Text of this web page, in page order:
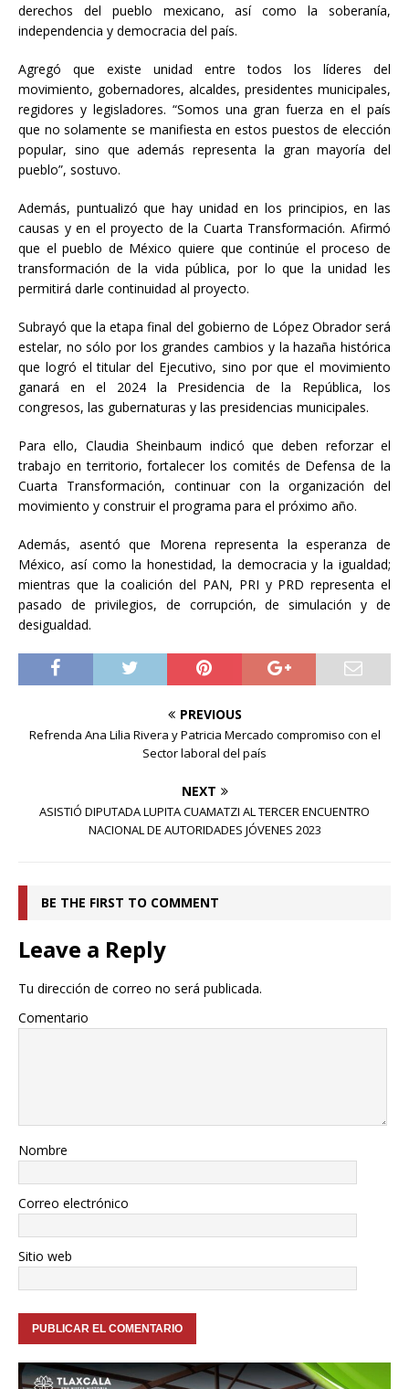
derechos del pueblo mexicano, así como la soberanía,
independencia y democracia del país.
Agregó que existe unidad entre todos los líderes del
movimiento, gobernadores, alcaldes, presidentes municipales,
regidores y legisladores. “Somos una gran fuerza en el país
que no solamente se manifiesta en estos puestos de elección
popular, sino que además representa la gran mayoría del
pueblo”, sostuvo.
Además, puntualizó que hay unidad en los principios, en las
causas y en el proyecto de la Cuarta Transformación. Afirmó
que el pueblo de México quiere que continúe el proceso de
transformación de la vida pública, por lo que la unidad les
permitirá darle continuidad al proyecto.
Subrayó que la etapa final del gobierno de López Obrador será
estelar, no sólo por los grandes cambios y la hazaña histórica
que logró el titular del Ejecutivo, sino por que el movimiento
ganará en el 2024 la Presidencia de la República, los
congresos, las gubernaturas y las presidencias municipales.
Para ello, Claudia Sheinbaum indicó que deben reforzar el
trabajo en territorio, fortalecer los comités de Defensa de la
Cuarta Transformación, continuar con la organización del
movimiento y construir el programa para el próximo año.
Además, asentó que Morena representa la esperanza de
México, así como la honestidad, la democracia y la igualdad;
mientras que la coalición del PAN, PRI y PRD representa el
pasado de privilegios, de corrupción, de simulación y de
desigualdad.
PREVIOUS
Refrenda Ana Lilia Rivera y Patricia Mercado compromiso con el
Sector laboral del país
NEXT
ASISTIÓ DIPUTADA LUPITA CUAMATZI AL TERCER ENCUENTRO
NACIONAL DE AUTORIDADES JÓVENES 2023
BE THE FIRST TO COMMENT
Leave a Reply
Tu dirección de correo no será publicada.
Comentario
Nombre
Correo electrónico
Sitio web